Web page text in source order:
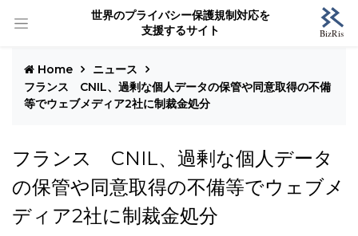
世界のプライバシー保護規制対応を
支援するサイト
Home
ニュース
フランス CNIL、過剰な個人データの保管や同意取得の不備
等でウェブメディア2社に制裁金処分
フランス CNIL、過剰な個人データ
の保管や同意取得の不備等でウェブメ
ディア2社に制裁金処分